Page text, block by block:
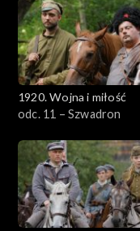
1920. Wojna i miłość
odc. 11 – Szwadron